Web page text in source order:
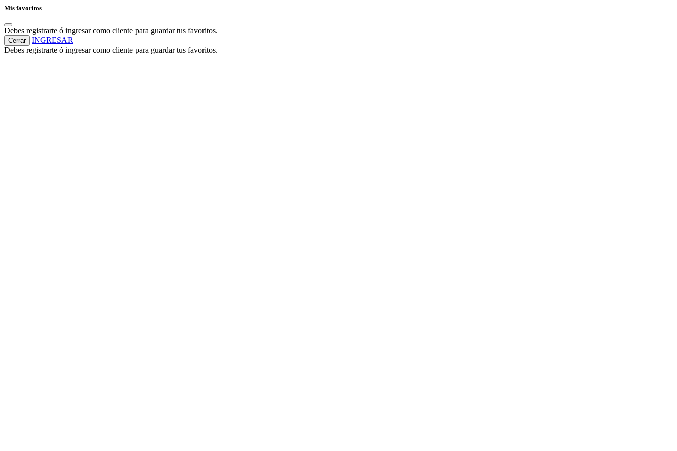
Mis favoritos
Debes registrarte ó ingresar como cliente para guardar tus favoritos.
Cerrar
INGRESAR
Debes registrarte ó ingresar como cliente para guardar tus favoritos.